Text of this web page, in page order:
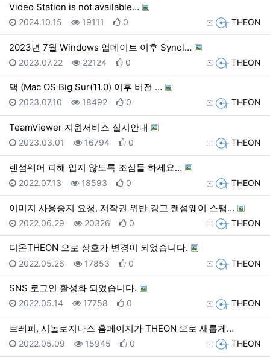
Video Station is not available…
등록자 THEON
등록일
2024.10.15 조회
19111 추천
0
2023년 7월 Windows 업데이트 이후 Synol…
등록자 THEON
등록일
2023.07.22 조회
22124 추천
0
맥 (Mac OS Big Sur(11.0) 이후 버전 …
등록자 THEON
등록일
2023.07.10 조회
18492 추천
0
TeamViewer 지원서비스 실시안내
등록자 THEON
등록일
2023.03.01 조회
16794 추천
0
렌섬웨어 피해 입지 않도록 조심들 하세요…
등록자 THEON
등록일
2022.07.13 조회
18593 추천
0
이미지 사용중지 요청, 저작권 위반 경고 랜섬웨어 스팸…
등록자 THEON
등록일
2022.06.29 조회
20326 추천
0
디온THEON 으로 상호가 변경이 되었습니다.
등록자 THEON
등록일
2022.05.26 조회
17853 추천
0
SNS 로그인 활성화 되었습니다.
등록자 THEON
등록일
2022.05.14 조회
17758 추천
0
브레피, 시놀로지나스 홈페이지가 THEON 으로 새롭게…
등록자 THEON
등록일
2022.05.09 조회
15945 추천
0